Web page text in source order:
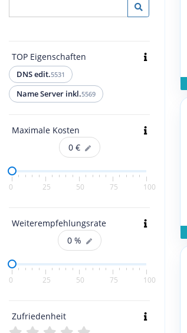
TOP Eigenschaften
DNS edit.5531
Name Server inkl.5569
Maximale Kosten
0 €
0 25 50 75 100
Weiterempfehlungsrate
0 %
0 25 50 75 100
Zufriedenheit